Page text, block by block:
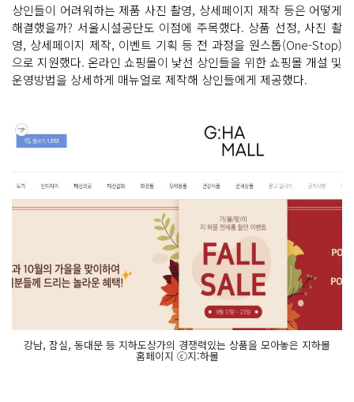
상인들이 어려워하는 제품 사진 촬영, 상세페이지 제작 등은 어떻게
해결했을까? 서울시설공단도 이점에 주목했다. 상품 선정, 사진 촬
영, 상세페이지 제작, 이벤트 기획 등 전 과정을 원스톱(One-Stop)
으로 지원했다. 온라인 쇼핑몰이 낯선 상인들을 위한 쇼핑몰 개설 및
운영방법을 상세하게 매뉴얼로 제작해 상인들에게 제공했다.
강남, 잠실, 동대문 등 지하도상가의 경쟁력있는 상품을 모아놓은 지하몰
홈페이지 ⓒ지:하몰